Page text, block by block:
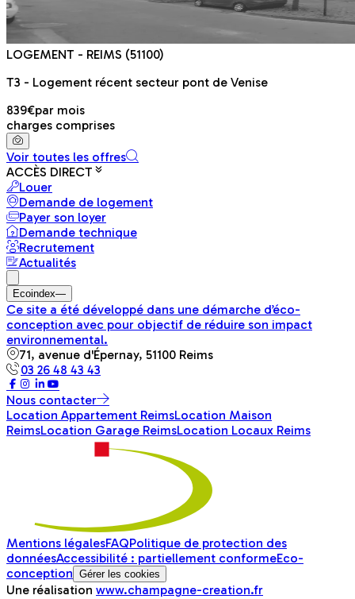
LOGEMENT - REIMS (51100)
T3 - Logement récent secteur pont de Venise
839€par mois
charges comprises
Voir toutes les offres
ACCÈS DIRECT
Louer
Demande de logement
Payer son loyer
Demande technique
Recrutement
Actualités
Ecoindex—
Ce site a été développé dans une démarche d’éco-
conception avec pour objectif de réduire son impact
environnemental.
71, avenue d'Épernay, 51100 Reims
03 26 48 43 43
Nous contacter
Location Appartement ReimsLocation Maison
ReimsLocation Garage ReimsLocation Locaux Reims
Mentions légalesFAQPolitique de protection des
donnéesAccessibilité : partiellement conformeEco-
conception Gérer les cookies
Une réalisation www.champagne-creation.fr